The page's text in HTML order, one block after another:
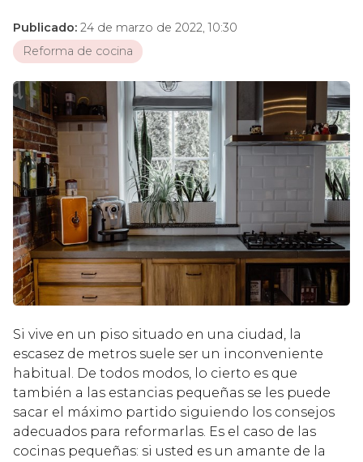
Publicado: 24 de marzo de 2022, 10:30
Reforma de cocina
Si vive en un piso situado en una ciudad, la
escasez de metros suele ser un inconveniente
habitual. De todos modos, lo cierto es que
también a las estancias pequeñas se les puede
sacar el máximo partido siguiendo los consejos
adecuados para reformarlas. Es el caso de las
cocinas pequeñas: si usted es un amante de la